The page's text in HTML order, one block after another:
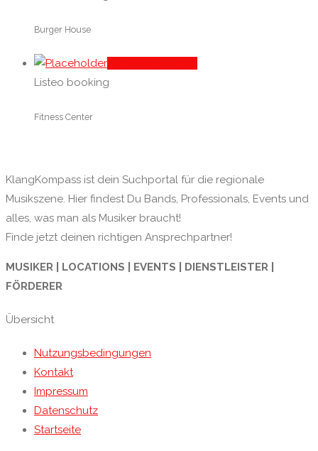
Burger House
Listeo booking
Fitness Center
KlangKompass ist dein Suchportal für die regionale
Musikszene. Hier findest Du Bands, Professionals, Events und
alles, was man als Musiker braucht!
Finde jetzt deinen richtigen Ansprechpartner!
MUSIKER | LOCATIONS | EVENTS | DIENSTLEISTER |
FÖRDERER
Übersicht
Nutzungsbedingungen
Kontakt
Impressum
Datenschutz
Startseite